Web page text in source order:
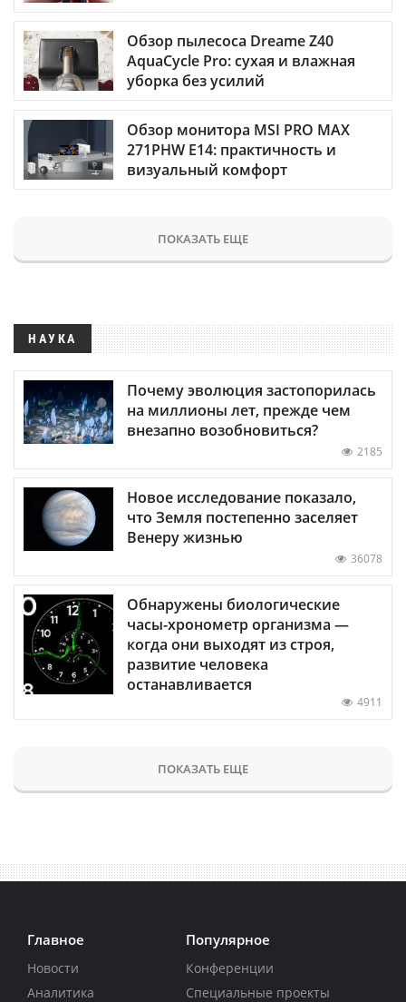
Обзор пылесоса Dreame Z40
AquaCycle Pro: сухая и влажная
уборка без усилий
Обзор монитора MSI PRO MAX
271PHW E14: практичность и
визуальный комфорт
ПОКАЗАТЬ ЕЩЕ
НАУКА
Почему эволюция застопорилась
на миллионы лет, прежде чем
внезапно возобновиться?
2185
Новое исследование показало,
что Земля постепенно заселяет
Венеру жизнью
36078
Обнаружены биологические
часы-хронометр организма —
когда они выходят из строя,
развитие человека
останавливается
4911
ПОКАЗАТЬ ЕЩЕ
Главное
Новости
Аналитика
Популярное
Конференции
Специальные проекты